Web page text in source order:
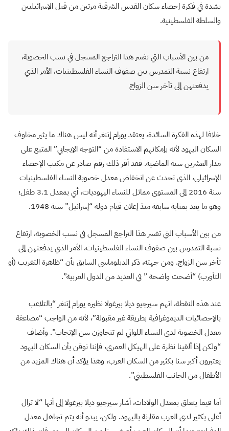
بشدة في فكرة إحصاء سكان القدس الشرقية مرتين من قبل الإسرائيليين
والسلطة الفلسطينية.
من بين الأسباب التي تفسر هذا التراجع المسجل في نسب الخصوبة،
ارتفاع نسبة التمدرس بين صفوف النساء الفلسطينيات، الأمر الذي
يدفعنهن إلى تأخر سن الزواج
خلافا لهذه الفكرة السائدة، يعتقد يورام إتنغر أنه ليس هناك ما يثير مخاوف
السكان اليهود لأنه بإمكانهم الاستفادة من “التوجه الإيجابي” المتبع على
مدار العشرين سنة الماضية. فقد أقر ذلك رقم صادر عن مكتب الإحصاء
الإسرائيلي، الذي تحدث عن انخفاض معدل خصوبة النساء الفلسطينيات
سنة 2016 إلى المستوى مماثل للنساء اليهوديات، أي بمعدل 3.1 طفل؛
وهو ما يعد بمثابة سابقة منذ إعلان قيام دولة “إسرائيل” سنة 1948.
من بين الأسباب التي تفسر هذا التراجع المسجل في نسب الخصوبة، ارتفاع
نسبة التمدرس بين صفوف النساء الفلسطينيات، الأمر الذي يدفعنهن إلى
تأخر سن الزواج. ومن جهته، ذكر الدبلوماسي السابق بأن “ظاهرة التغريب (أو
التأورب) “أضحت واضحة ” في العديد من الدول العربية”.
عند هذه النقطة، اتهم سيرجيو ديلا بيرغولا نظيره يورام إتنغر “بالتلاعب
بالإحصائيات الديموغرافية بطريقة غير مقبولة”، لأنه من الواجب “مضاعفة
معدل الخصوبة لدى النساء اللواتي لم تتجاوزن سن الإنجاب”. وأضاف
“ولكن إذا ألقينا نظرة على الهيكل العمري، فإننا نوقن بأن السكان اليهود
يعتبرون أكبر سنا بكثير من السكان العرب، وهذا يؤكد أن هناك المزيد من
الأطفال من الجانب الفلسطيني”.
أما فيما يتعلق بمعدل الولادات، أشار سيرجيو ديلا بيرغولا إلى أنها “لا تزال
أعلى بكثير لدى العرب مقارنة باليهود. ولكن، يبدو أنه يتم تجاهل معدل